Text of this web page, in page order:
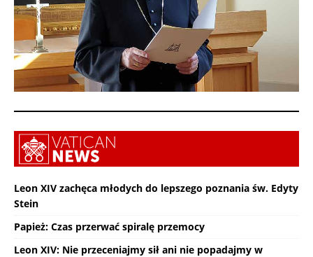
Leon XIV zachęca młodych do lepszego poznania św. Edyty
Stein
Papież: Czas przerwać spiralę przemocy
Leon XIV: Nie przeceniajmy sił ani nie popadajmy w